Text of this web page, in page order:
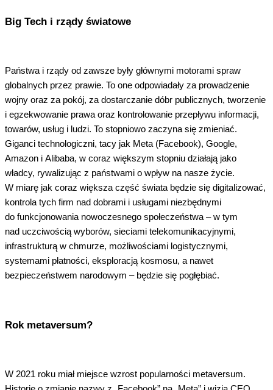
Big Tech i rządy światowe
Państwa i rządy od zawsze były głównymi motorami spraw
globalnych przez prawie. To one odpowiadały za prowadzenie
wojny oraz za pokój, za dostarczanie dóbr publicznych, tworzenie
i egzekwowanie prawa oraz kontrolowanie przepływu informacji,
towarów, usług i ludzi. To stopniowo zaczyna się zmieniać.
Giganci technologiczni, tacy jak Meta (Facebook), Google,
Amazon i Alibaba, w coraz większym stopniu działają jako
władcy, rywalizując z państwami o wpływ na nasze życie.
W miarę jak coraz większa część świata będzie się digitalizować,
kontrola tych firm nad dobrami i usługami niezbędnymi
do funkcjonowania nowoczesnego społeczeństwa – w tym
nad uczciwością wyborów, sieciami telekomunikacyjnymi,
infrastrukturą w chmurze, możliwościami logistycznymi,
systemami płatności, eksploracją kosmosu, a nawet
bezpieczeństwem narodowym – będzie się pogłębiać.
Rok metaversum?
W 2021 roku miał miejsce wzrost popularności metaversum.